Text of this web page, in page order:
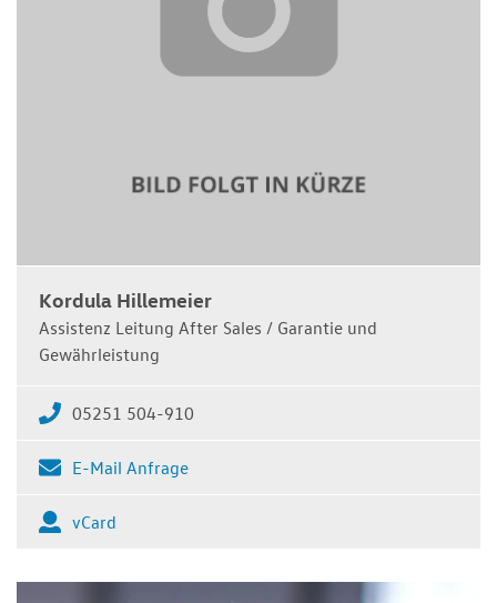
Kordula Hillemeier
Assistenz Leitung After Sales / Garantie und
Gewährleistung
05251 504-910
E-Mail Anfrage
vCard